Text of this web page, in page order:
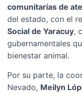
comunitarias de
del estado, con el
Social de Yaracuy,
gubernamentales
bienestar animal.
Por su parte, la
Nevado, Meilyn